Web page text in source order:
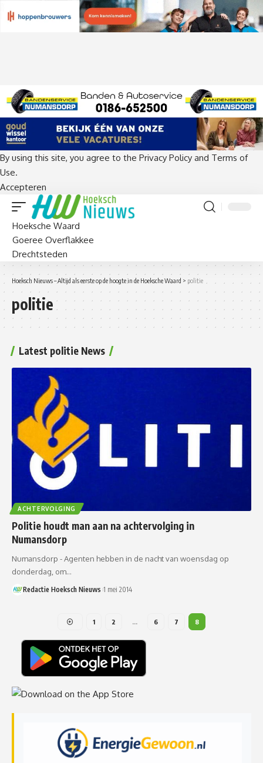
By using this site, you agree to the Privacy Policy and Terms of
Use.
Accepteren
Hoeksche Waard
Goeree Overflakkee
Drechtsteden
Hoeksch Nieuws – Altijd als eerste op de hoogte in de Hoeksche Waard > politie
politie
Latest politie News
ACHTERVOLGING
Politie houdt man aan na achtervolging in
Numansdorp
Numansdorp - Agenten hebben in de nacht van woensdag op
donderdag, om…
Redactie Hoeksch Nieuws 1 mei 2014
1 2 … 6 7 8